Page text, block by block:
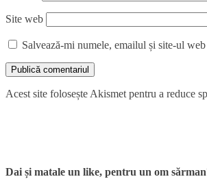
Site web
Salvează-mi numele, emailul și site-ul
Acest site folosește Akismet pentru a reduce
Dai și matale un like, pentru un om